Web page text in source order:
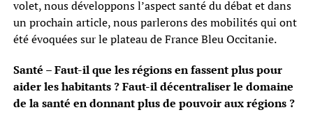
volet, nous développons l’aspect santé du débat et dans
un prochain article, nous parlerons des mobilités qui ont
été évoquées sur le plateau de France Bleu Occitanie.
Santé – Faut-il que les régions en fassent plus pour
aider les habitants ? Faut-il décentraliser le domaine
de la santé en donnant plus de pouvoir aux régions ?